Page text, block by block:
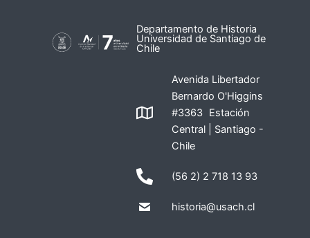
Departamento de Historia
Universidad de Santiago de
Chile
Avenida Libertador
Bernardo O'Higgins
#3363 Estación
Central | Santiago -
Chile
(56 2) 2 718 13 93
historia@usach.cl